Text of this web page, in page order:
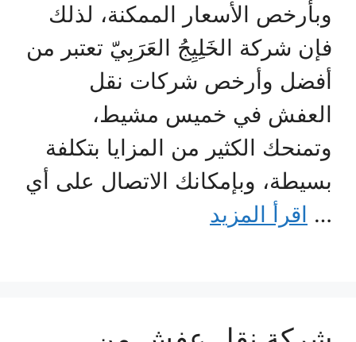
وبأرخص الأسعار الممكنة، لذلك
فإن شركة الخَلِيِجُ العَرَبِيّ تعتبر من
أفضل وأرخص شركات نقل
العفش في خميس مشيط،
وتمنحك الكثير من المزايا بتكلفة
بسيطة، وبإمكانك الاتصال على أي
… اقرأ المزيد